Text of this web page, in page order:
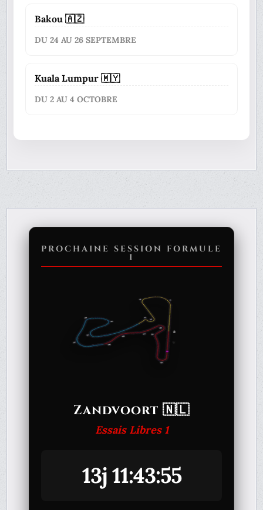
Bakou 🇦🇿
DU 24 AU 26 SEPTEMBRE
Kuala Lumpur 🇲🇾
DU 2 AU 4 OCTOBRE
PROCHAINE SESSION FORMULE
1
Zandvoort 🇳🇱
Essais Libres 1
13j 11:43:55